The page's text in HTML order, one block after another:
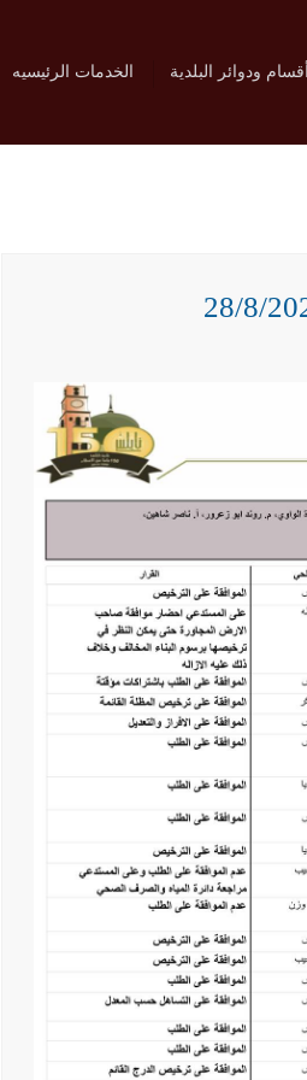
أقسام ودوائر البلدية الخدمات الرئيسيه